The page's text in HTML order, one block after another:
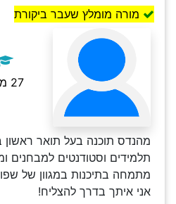
מורה מומלץ שעבר ביקורת
27 משובים
מהנדס תוכנה בעל תואר
תלמידים וסטודנטים למבחנים
מתמחה בתיכנות במגוון של
אני איתך בדרך להצליח!